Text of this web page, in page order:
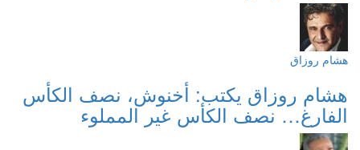
هشام روزاق
هشام روزاق يكتب: أخنوش، نصف الكأس
الفارغ… نصف الكأس غير المملوء